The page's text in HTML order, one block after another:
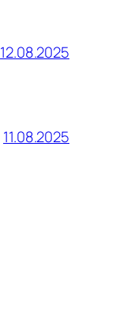
12.08.2025
11.08.2025